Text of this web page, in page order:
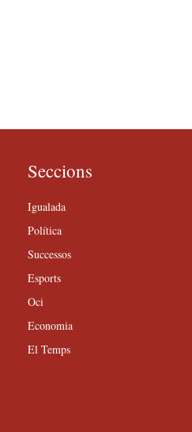
Seccions
Igualada
Política
Successos
Esports
Oci
Economia
El Temps